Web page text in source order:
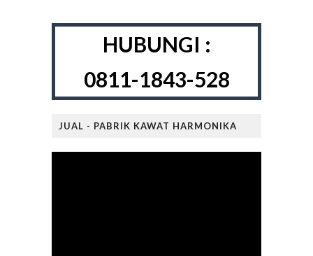
HUBUNGI :
0811-1843-528
JUAL - PABRIK KAWAT HARMONIKA